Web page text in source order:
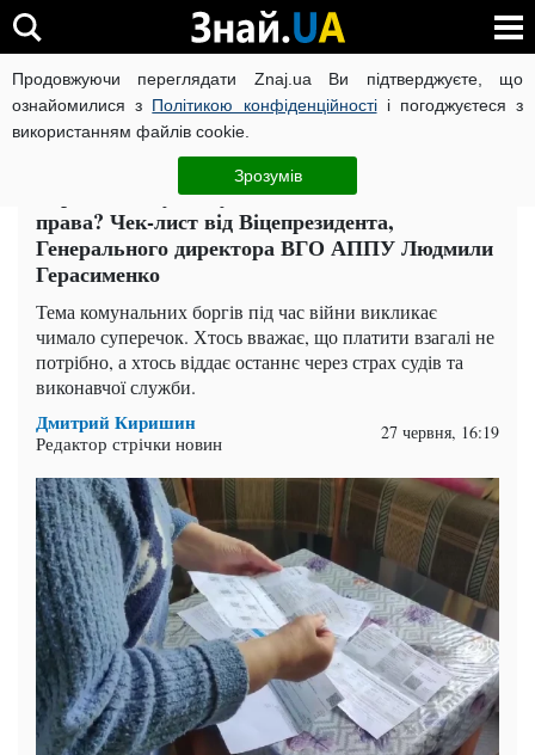
Продовжуючи переглядати Znaj.ua Ви підтверджуєте, що
ознайомилися з Політикою конфіденційностіі погоджуєтеся з
використанням файлів cookie.
Зрозумів
ВІЙНА РОСІЇ ПРОТИ УКРАЇНИ КОРОНАВІРУС В УКРАЇНІ
Суспільство ЧИТАТЬ НА РУССКОМ
Борги за комуналку: як законно захистити свої
права? Чек-лист від Віцепрезидента,
Генерального директора ВГО АППУ Людмили
Герасименко
Тема комунальних боргів під час війни викликає
чимало суперечок. Хтось вважає, що платити взагалі не
потрібно, а хтось віддає останнє через страх судів та
виконавчої служби.
Дмитрий Киришин
Редактор стрічки новин 27 червня, 16:19